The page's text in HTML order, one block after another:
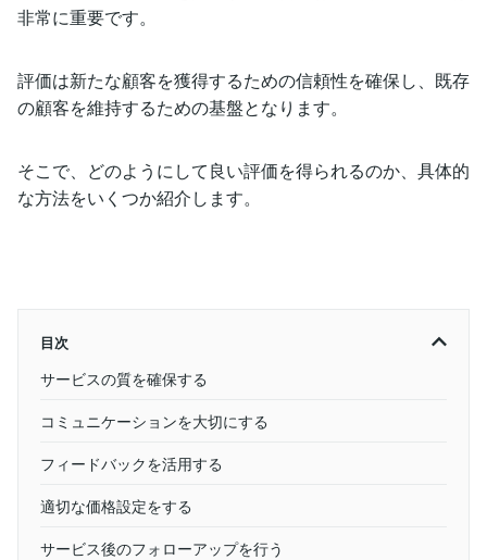
非常に重要です。
評価は新たな顧客を獲得するための信頼性を確保し、既存
の顧客を維持するための基盤となります。
そこで、どのようにして良い評価を得られるのか、具体的
な方法をいくつか紹介します。
目次
サービスの質を確保する
コミュニケーションを大切にする
フィードバックを活用する
適切な価格設定をする
サービス後のフォローアップを行う